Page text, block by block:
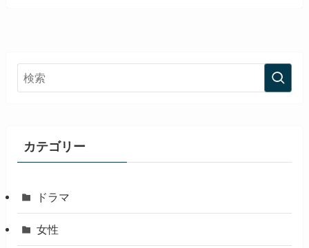
カテゴリー
ドラマ
女性